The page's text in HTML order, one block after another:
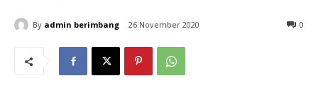
By admin berimbang 26 November 2020 0